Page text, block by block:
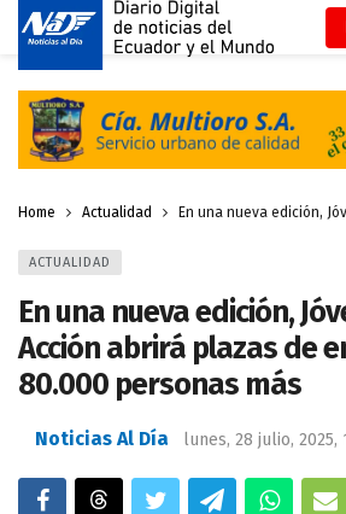
Home Actualidad En una nueva edición,
ACTUALIDAD
En una nueva edición,
Acción abrirá plazas de
80.000 personas más
Noticias Al Día lunes, 28 julio, 2025,